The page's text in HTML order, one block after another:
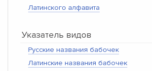
Латинского алфавита
Указатель видов
Русские названия бабочек
Латинские названия бабочек